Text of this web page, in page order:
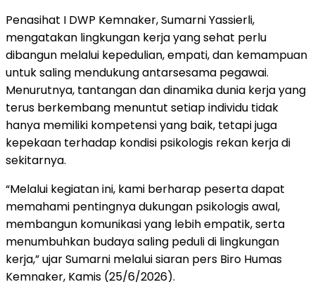
Penasihat I DWP Kemnaker, Sumarni Yassierli,
mengatakan lingkungan kerja yang sehat perlu
dibangun melalui kepedulian, empati, dan kemampuan
untuk saling mendukung antarsesama pegawai.
Menurutnya, tantangan dan dinamika dunia kerja yang
terus berkembang menuntut setiap individu tidak
hanya memiliki kompetensi yang baik, tetapi juga
kepekaan terhadap kondisi psikologis rekan kerja di
sekitarnya.
“Melalui kegiatan ini, kami berharap peserta dapat
memahami pentingnya dukungan psikologis awal,
membangun komunikasi yang lebih empatik, serta
menumbuhkan budaya saling peduli di lingkungan
kerja,” ujar Sumarni melalui siaran pers Biro Humas
Kemnaker, Kamis (25/6/2026).